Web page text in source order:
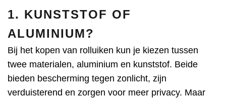
1. KUNSTSTOF OF
ALUMINIUM?
Bij het kopen van rolluiken kun je kiezen tussen
twee materialen, aluminium en kunststof. Beide
bieden bescherming tegen zonlicht, zijn
verduisterend en zorgen voor meer privacy. Maar